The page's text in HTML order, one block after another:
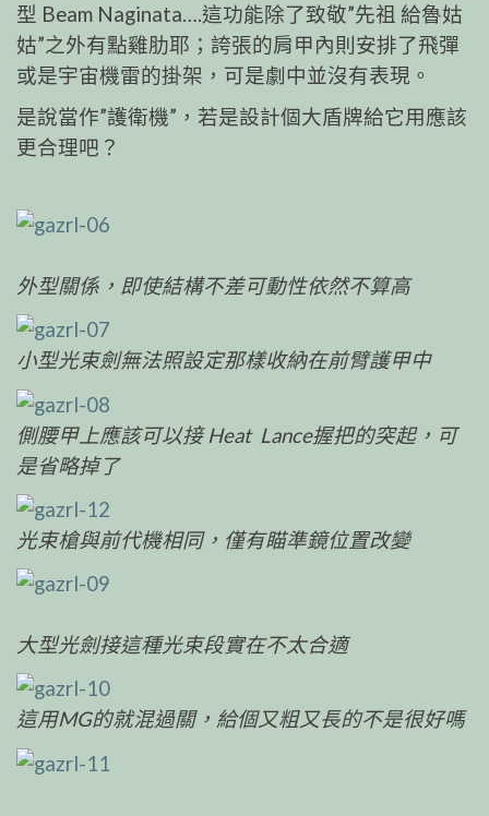
型 Beam Naginata….這功能除了致敬”先祖 給魯姑
姑”之外有點雞肋耶；誇張的肩甲內則安排了飛彈
或是宇宙機雷的掛架，可是劇中並沒有表現。
是說當作”護衛機”，若是設計個大盾牌給它用應該
更合理吧？
外型關係，即使結構不差可動性依然不算高
小型光束劍無法照設定那樣收納在前臂護甲中
側腰甲上應該可以接 Heat Lance握把的突起，可
是省略掉了
光束槍與前代機相同，僅有瞄準鏡位置改變
大型光劍接這種光束段實在不太合適
這用MG的就混過關，給個又粗又長的不是很好嗎